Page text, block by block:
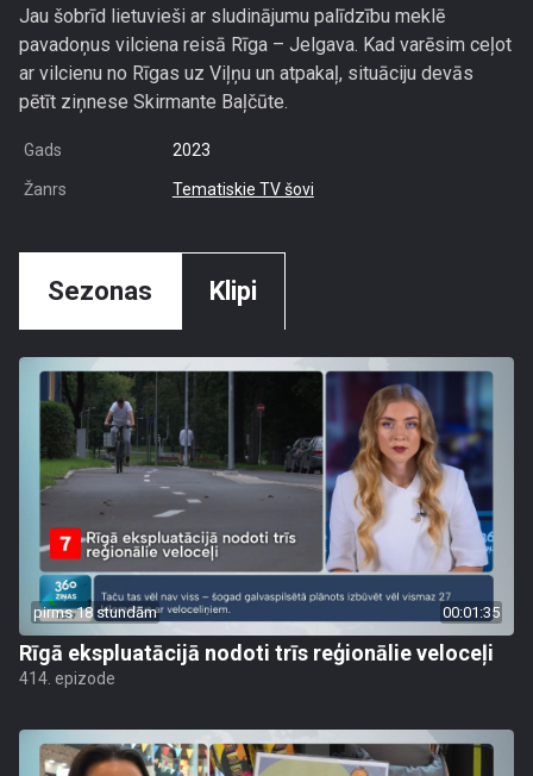
Jau šobrīd lietuvieši ar sludinājumu palīdzību meklē
pavadoņus vilciena reisā Rīga – Jelgava. Kad varēsim ceļot
ar vilcienu no Rīgas uz Viļņu un atpakaļ, situāciju devās
pētīt ziņnese Skirmante Baļčūte.
Gads 2023
Žanrs Tematiskie TV šovi
Sezonas Klipi
pirms 18 stundām 00:01:35
Rīgā ekspluatācijā nodoti trīs reģionālie veloceļi
414. epizode